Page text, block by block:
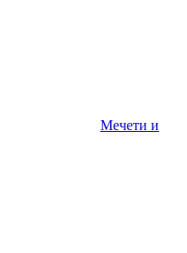
Мечети и